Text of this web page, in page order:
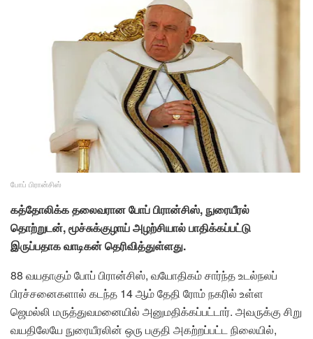
போப் பிரான்சிஸ்
கத்தோலிக்க தலைவரான போப் பிரான்சிஸ், நுரையீரல்
தொற்றுடன், மூச்சுக்குழாய் அழற்சியால் பாதிக்கப்பட்டு
இருப்பதாக வாடிகன் தெரிவித்துள்ளது.
88 வயதாகும் போப் பிரான்சிஸ், வயோதிகம் சார்ந்த உடல்நலப்
பிரச்சனைகளால் கடந்த 14 ஆம் தேதி ரோம் நகரில் உள்ள
ஜெமல்லி மருத்துவமனையில் அனுமதிக்கப்பட்டார். அவருக்கு சிறு
வயதிலேயே நுரையீரலின் ஒரு பகுதி அகற்றப்பட்ட நிலையில்,